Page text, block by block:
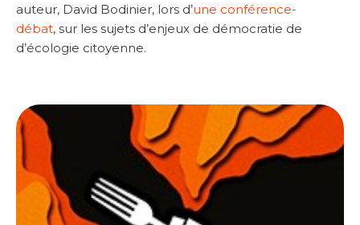
auteur, David Bodinier, lors d’une conférence-
débat, sur les sujets d’enjeux de démocratie de
d’écologie citoyenne.